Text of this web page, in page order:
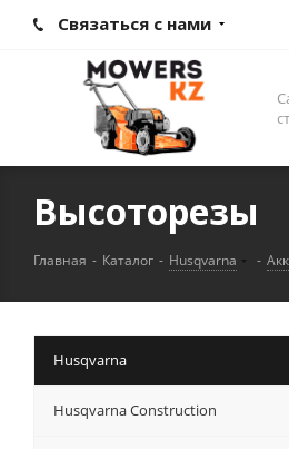
Связаться с нами
Высоторезы
Главная - Каталог - Husqvarna -
Husqvarna
Husqvarna Construction